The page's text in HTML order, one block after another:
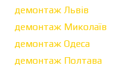
демонтаж Львів
демонтаж Миколаїв
демонтаж Одеса
демонтаж Полтава